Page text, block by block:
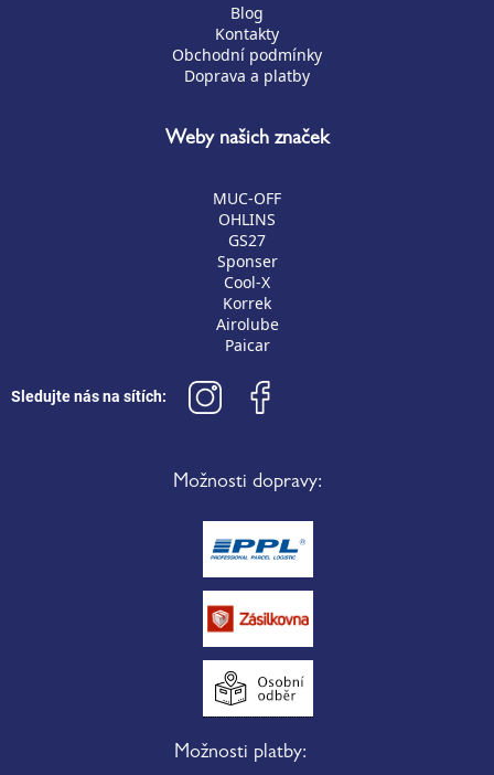
Blog
Kontakty
Obchodní podmínky
Doprava a platby
Weby našich značek
MUC-OFF
OHLINS
GS27
Sponser
Cool-X
Korrek
Airolube
Paicar
Sledujte nás na sítích:
Možnosti dopravy:
Možnosti platby: